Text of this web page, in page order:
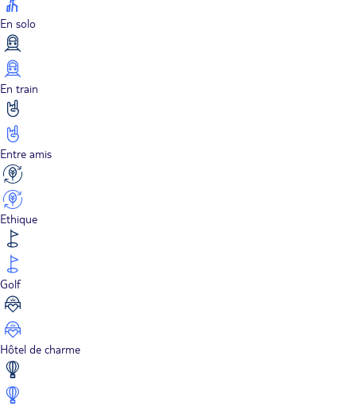
En solo
En train
Entre amis
Ethique
Golf
Hôtel de charme